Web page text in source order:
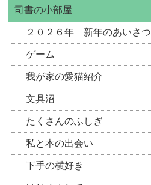
司書の小部屋
２０２６年 新年のあいさつ
ゲーム
我が家の愛猫紹介
文具沼
たくさんのふしぎ
私と本の出会い
下手の横好き